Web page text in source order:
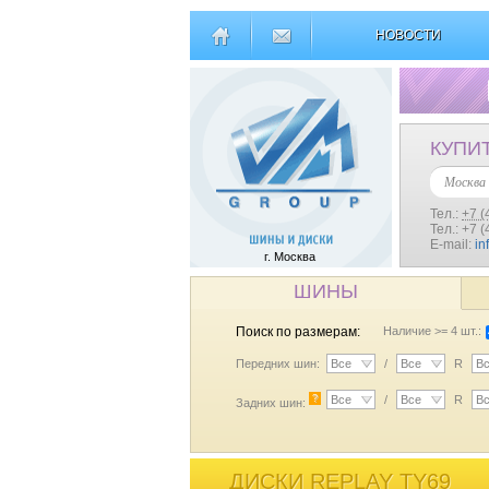
НОВОСТИ
г. Москва
Москва
Тел.: +7
Тел.: +7
E-mail:
ШИНЫ
Поиск по размерам: Наличие >= 4 шт.:
Передних шин: Все / Все R
Задних шин: ? Все / Все R
ДИСКИ REPLAY TY69